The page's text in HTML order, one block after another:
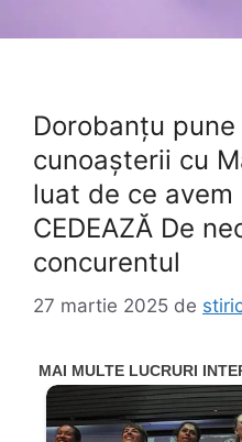
Dorobanțu
cunoașterii cu
luat de ce avem
CEDEAZĂ De
concurentul
27 martie 2025 de